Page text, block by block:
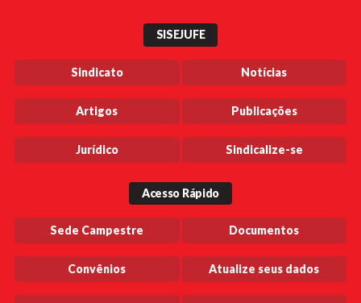
SISEJUFE
Sindicato Notícias
Artigos Publicações
Jurídico Sindicalize-se
Acesso Rápido
Sede Campestre Documentos
Convênios Atualize seus dados